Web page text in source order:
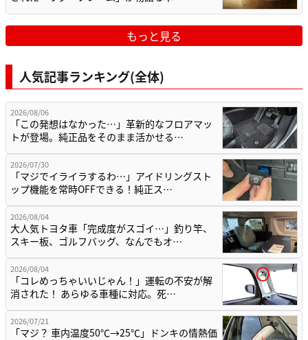
もっと見る
人気記事ランキング(全体)
2026/08/06
「この発想はなかった…」革新的なフロアマッ
トが登場。純正品をそのまま活かせる…
2026/07/30
「マジでイライラするわ…」アイドリングスト
ップ機能を常時OFFできる！純正ス…
2026/08/04
大人気トヨタ車「完成度がスゴイ…」釣り竿、
スキー板、ゴルフバッグ、なんでもオ…
2026/08/04
「コレめっちゃいいじゃん！」運転の不安が解
消された！ あらゆる車種に対応。死…
2026/07/21
「マジ？ 車内温度50℃→25℃」ドンキの情熱価